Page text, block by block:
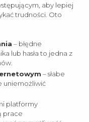
aby lepiej
trudności. Oto
– błędne
lub hasła to jedna z
– słabe
uniemożliwić
platformy
prace